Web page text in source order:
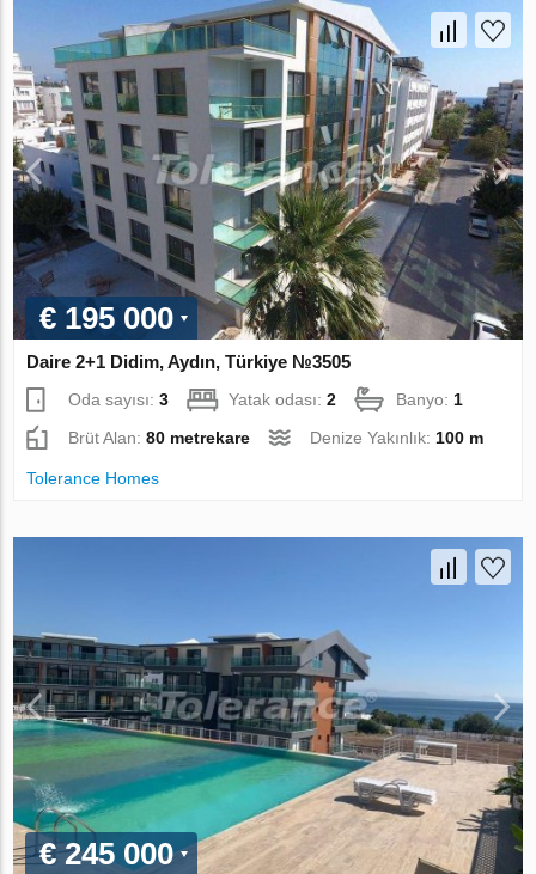
€ 195 000
Daire 2+1 Didim, Aydın, Türkiye №3505
Oda sayısı:3 Yatak odası:2 Banyo: 1
Brüt Alan:80 metrekare Denize Yakınlık: 100 m
Tolerance Homes
€ 245 000